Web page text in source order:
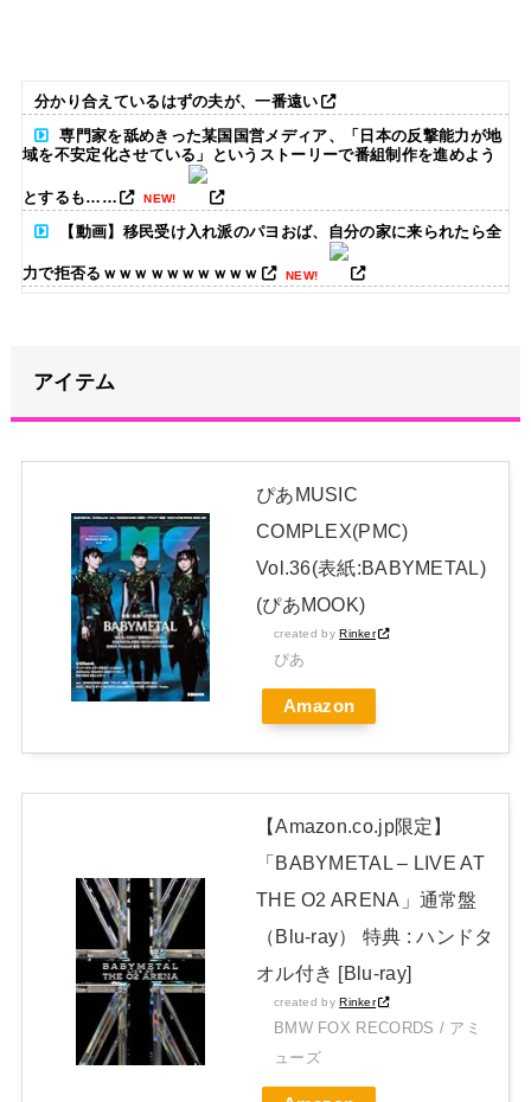
分かり合えているはずの夫が、一番遠い
専門家を舐めきった某国国営メディア、「日本の反撃能力が地
域を不安定化させている」というストーリーで番組制作を進めよう
とするも…… NEW!
【動画】移民受け入れ派のパヨおば、自分の家に来られたら全
力で拒否るｗｗｗｗｗｗｗｗｗｗ NEW!
【朗報】米村姫良々、香港遠征のホテルで風呂上がりを西﨑美
空に撮られ拡散されるｗｗｗ
【画像】 YOASOBIの幾田りらさん、胸の膨らみが性的すぎた
来週の「有吉ぃぃeeeee!」に日向坂46エース級メンバーがゲス
ト出演！ NEW!
日本独自企画・限定生産盤「METAL FORTH (DELUXE
JAPAN EDITION)」着弾
【BABYMETAL】METAL FORTH DELUXE JAPAN EDITION
アイテム
ぴあMUSIC
COMPLEX(PMC)
Vol.36(表紙:BABYMETAL)
(ぴあMOOK)
created byRinker
ぴあ
Amazon
【Amazon.co.jp限定】
「BABYMETAL – LIVE AT
THE O2 ARENA」通常盤
（Blu-ray） 特典 : ハンドタ
オル付き [Blu-ray]
created byRinker
BMW FOX RECORDS / アミ
ューズ